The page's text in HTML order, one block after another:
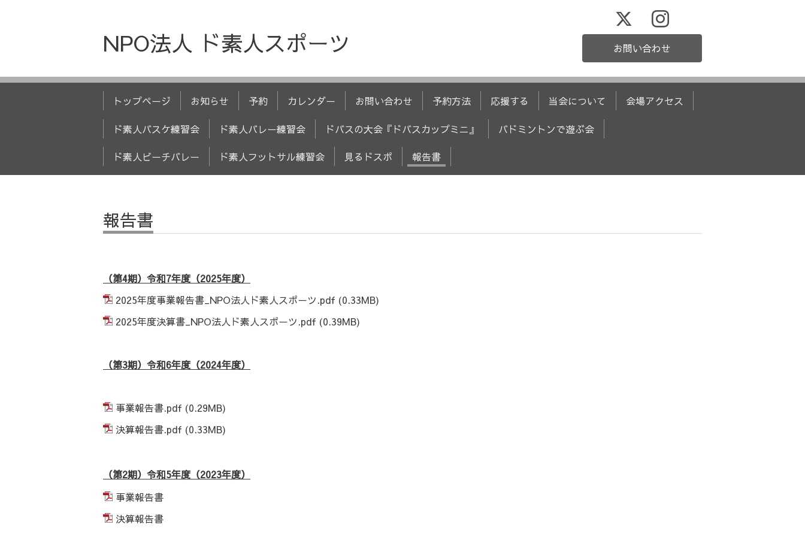
NPO法人 ド素人スポーツ お問い合わせ
トップページ お知らせ 予約 カレンダー お問い合わせ 予約方法 応援する 当会について 会場アクセス
ド素人バスケ練習会 ド素人バレー練習会 ドバスの大会『ドバスカップミニ』 バドミントンで遊ぶ会
ド素人ビーチバレー ド素人フットサル練習会 見るドスポ 報告書
報告書
（第4期）令和7年度（2025年度）
2025年度事業報告書_NPO法人ド素人スポーツ.pdf (0.33MB)
2025年度決算書_NPO法人ド素人スポーツ.pdf (0.39MB)
（第3期）令和6年度（2024年度）
事業報告書.pdf (0.29MB)
決算報告書.pdf (0.33MB)
（第2期）令和5年度（2023年度）
事業報告書
決算報告書